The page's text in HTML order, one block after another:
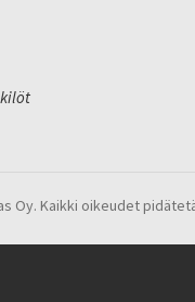
Oy. Kaikki oikeudet